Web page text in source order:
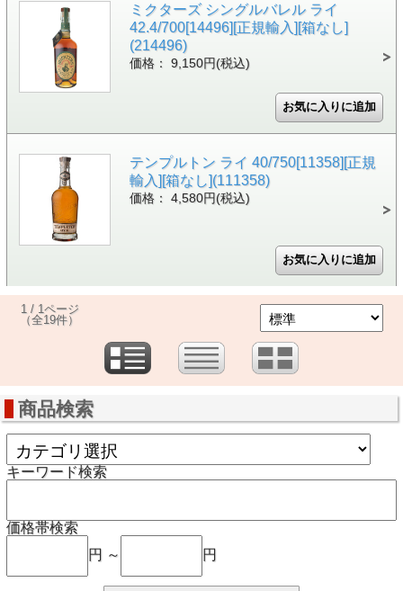
ミクターズ シングルバレル ライ
42.4/700[14496][正規輸入][箱なし]
(214496)
価格： 9,150円(税込)
テンプルトン ライ 40/750[11358][正規
輸入][箱なし](111358)
価格： 4,580円(税込)
1 / 1ページ
（全19件）
商品検索
キーワード検索
価格帯検索
円 ～
円